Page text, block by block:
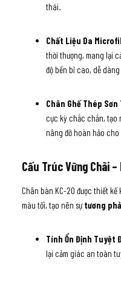
thái.
Chất Liệu Da
thời thượng, mang lại
độ bền bỉ cao, dễ
Chân Ghế Thép
cực kỳ chắc chắn, tạo
nâng đỡ hoàn hảo
Cấu Trúc Vững Chãi –
Chân bàn KC-20 được thiết
màu tối, tạo nên sựtương
Tính Ổn Định Tuyệt
lại cảm giác an toàn